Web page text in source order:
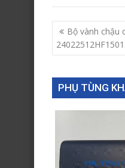
Post
navigation
Bộ vành chậu
PHỤ TÙNG